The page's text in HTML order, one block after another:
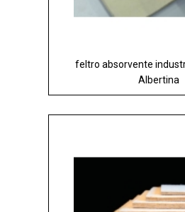
feltro absorvente
Albertina